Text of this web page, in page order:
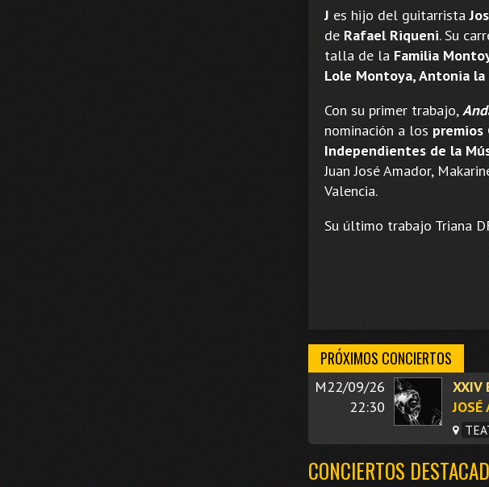
J es hijo del guitarrista
de Rafael Riqueni. Su
talla de la Familia
Lole Montoya, Antonia
Con su primer trabajo,
nominación a los premios
Independientes de la
Juan José Amador,
Valencia.
Su último trabajo Triana
PRÓXIMOS CONCIERTOS
M22/09/26
22:30
XXIV
JOSÉ
CONCIERTOS